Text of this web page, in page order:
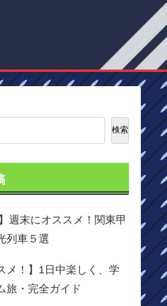
検索
週末にオススメ！関東甲
列車５選
メ！】1日中楽しく、学
旅・完全ガイド